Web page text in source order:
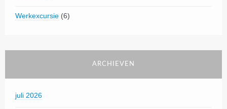
Werkexcursie (6)
ARCHIEVEN
juli 2026